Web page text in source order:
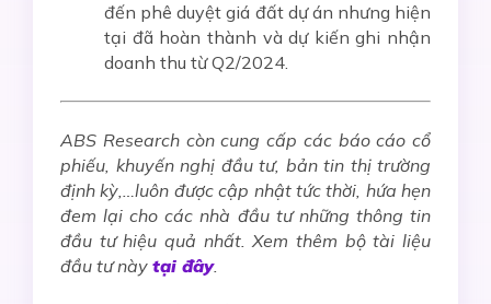
đến phê duyệt giá đất dự án nhưng hiện
tại đã hoàn thành và dự kiến ghi nhận
doanh thu từ Q2/2024.
ABS Research còn cung cấp các báo cáo cổ
phiếu, khuyến nghị đầu tư, bản tin thị trường
định kỳ,…luôn được cập nhật tức thời, hứa hẹn
đem lại cho các nhà đầu tư những thông tin
đầu tư hiệu quả nhất. Xem thêm bộ tài liệu
đầu tư này tại đây.